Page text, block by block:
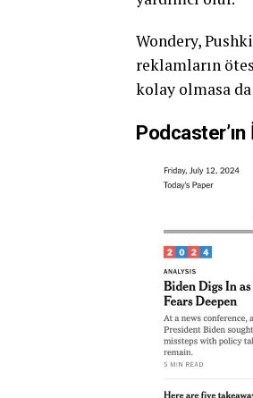
Wondery,
reklamların
kolay olmasa